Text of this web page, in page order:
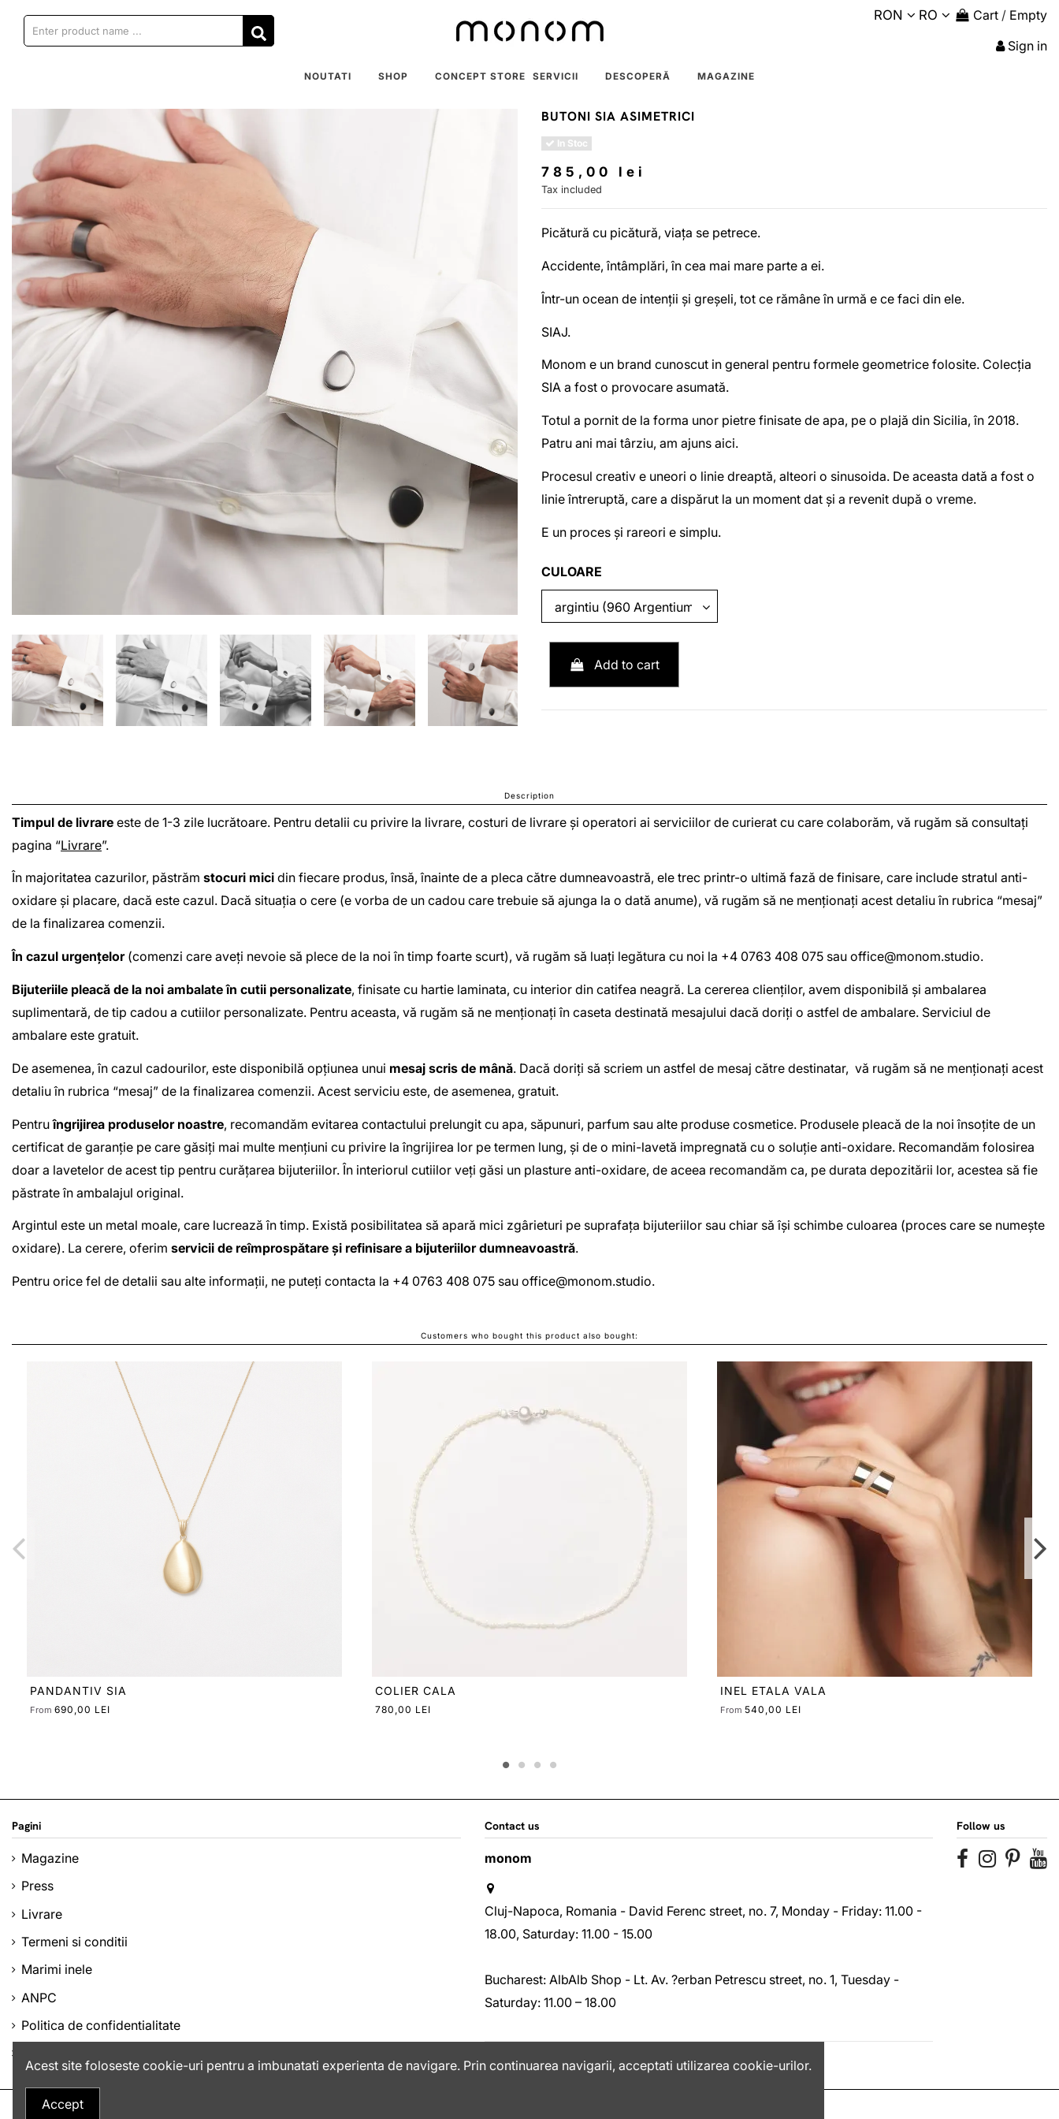
RON RO Cart / Empty
Sign in
NOUTATI SHOP CONCEPT STORE SERVICII DESCOPERĂ MAGAZINE
BUTONI SIA ASIMETRICI
In Stoc
785,00 lei
Tax included
Picătură cu picătură, viața se petrece.
Accidente, întâmplări, în cea mai mare parte a ei.
Într-un ocean de intenții și greșeli, tot ce rămâne în urmă e ce faci din ele.
SIAJ.
Monom e un brand cunoscut in general pentru formele geometrice folosite. Colecția
SIA a fost o provocare asumată.
Totul a pornit de la forma unor pietre finisate de apa, pe o plajă din Sicilia, în 2018.
Patru ani mai târziu, am ajuns aici.
Procesul creativ e uneori o linie dreaptă, alteori o sinusoida. De aceasta dată a fost o
linie întreruptă, care a dispărut la un moment dat și a revenit după o vreme.
E un proces și rareori e simplu.
CULOARE
Add to cart
Description
Timpul de livrare este de 1-3 zile lucrătoare. Pentru detalii cu privire la livrare, costuri de livrare și operatori ai serviciilor de curierat cu care colaborăm, vă rugăm să consultați
pagina “Livrare”.
În majoritatea cazurilor, păstrăm stocuri mici din fiecare produs, însă, înainte de a pleca către dumneavoastră, ele trec printr-o ultimă fază de finisare, care include stratul anti-
oxidare și placare, dacă este cazul. Dacă situația o cere (e vorba de un cadou care trebuie să ajunga la o dată anume), vă rugăm să ne menționați acest detaliu în rubrica “mesaj”
de la finalizarea comenzii.
În cazul urgențelor(comenzi care aveți nevoie să plece de la noi în timp foarte scurt), vă rugăm să luați legătura cu noi la +4 0763 408 075 sau office@monom.studio.
Bijuteriile pleacă de la noi ambalate în cutii personalizate, finisate cu hartie laminata, cu interior din catifea neagră. La cererea clienților, avem disponibilă și ambalarea
suplimentară, de tip cadou a cutiilor personalizate. Pentru aceasta, vă rugăm să ne menționați în caseta destinată mesajului dacă doriți o astfel de ambalare. Serviciul de
ambalare este gratuit.
De asemenea, în cazul cadourilor, este disponibilă opțiunea unui mesaj scris de mână. Dacă doriți să scriem un astfel de mesaj către destinatar, vă rugăm să ne menționați acest
detaliu în rubrica “mesaj” de la finalizarea comenzii. Acest serviciu este, de asemenea, gratuit.
Pentruîngrijirea produselor noastre, recomandăm evitarea contactului prelungit cu apa, săpunuri, parfum sau alte produse cosmetice. Produsele pleacă de la noi însoțite de un
certificat de garanție pe care găsiți mai multe mențiuni cu privire la îngrijirea lor pe termen lung, și de o mini-lavetă impregnată cu o soluție anti-oxidare. Recomandăm folosirea
doar a lavetelor de acest tip pentru curățarea bijuteriilor. În interiorul cutiilor veți găsi un plasture anti-oxidare, de aceea recomandăm ca, pe durata depozitării lor, acestea să fie
păstrate în ambalajul original.
Argintul este un metal moale, care lucrează în timp. Există posibilitatea să apară mici zgârieturi pe suprafața bijuteriilor sau chiar să își schimbe culoarea (proces care se numește
oxidare). La cerere, oferim servicii de reîmprospătare și refinisare a bijuteriilor dumneavoastră.
Pentru orice fel de detalii sau alte informații, ne puteți contacta la +4 0763 408 075 sau office@monom.studio.
Customers who bought this product also bought:
CERCEI SIA SMALL LUSH
BRATARA SIA
740,00 LEI
Pagini
Magazine
Press
Livrare
Termeni si conditii
Marimi inele
ANPC
Politica de confidentialitate
Contact us
monom
Cluj-Napoca, Romania - David Ferenc street, no. 7, Monday - Friday: 11.00 -
18.00, Saturday: 11.00 - 15.00
Bucharest: AlbAlb Shop - Lt. Av. ?erban Petrescu street, no. 1, Tuesday -
Saturday: 11.00 – 18.00
+40763408075
Follow us
Acest site foloseste cookie-uri pentru a imbunatati experienta de navigare. Prin continuarea navigarii, acceptati utilizarea cookie-urilor.
Accept